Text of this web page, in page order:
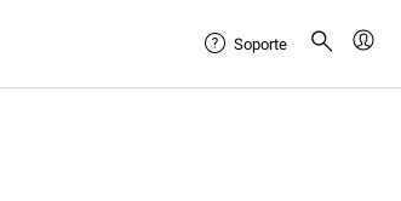
Soporte